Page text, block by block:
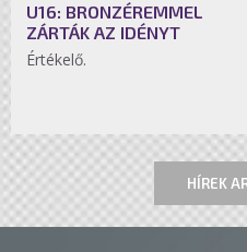
U16: BRONZÉREMMEL
ZÁRTÁK AZ IDÉNYT
Értékelő.
HÍREK